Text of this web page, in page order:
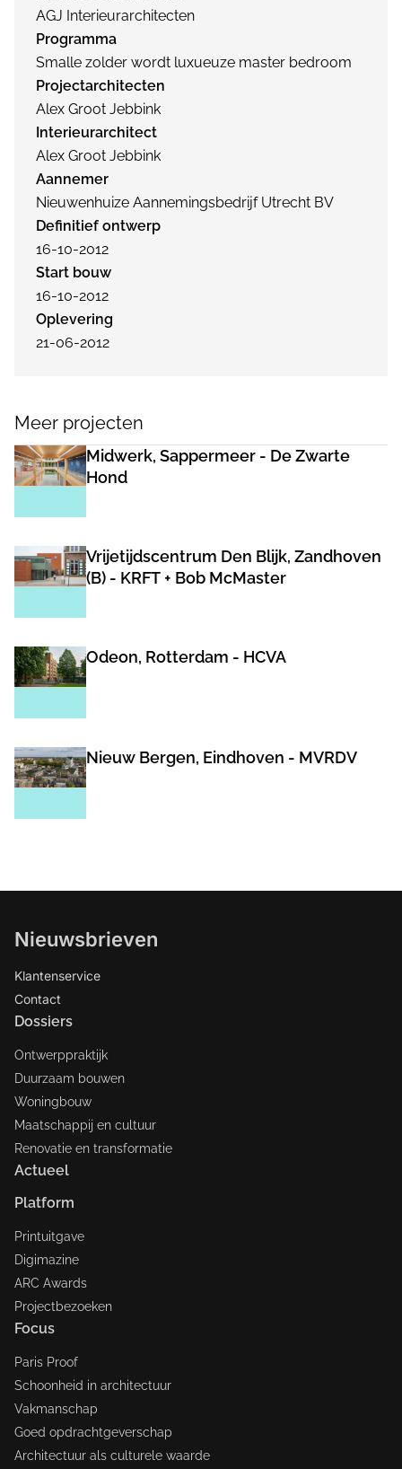
AGJ Interieurarchitecten
Programma
Smalle zolder wordt luxueuze master bedroom
Projectarchitecten
Alex Groot Jebbink
Interieurarchitect
Alex Groot Jebbink
Aannemer
Nieuwenhuize Aannemingsbedrijf Utrecht BV
Definitief ontwerp
16-10-2012
Start bouw
16-10-2012
Oplevering
21-06-2012
Meer projecten
Midwerk, Sappermeer - De Zwarte
Hond
Vrijetijdscentrum Den Blijk, Zandhoven
(B) - KRFT + Bob McMaster
Odeon, Rotterdam - HCVA
Nieuw Bergen, Eindhoven - MVRDV
Nieuwsbrieven
Klantenservice
Contact
Dossiers
Ontwerppraktijk
Duurzaam bouwen
Woningbouw
Maatschappij en cultuur
Renovatie en transformatie
Actueel
Platform
Printuitgave
Digimazine
ARC Awards
Projectbezoeken
Focus
Paris Proof
Schoonheid in architectuur
Vakmanschap
Goed opdrachtgeverschap
Architectuur als culturele waarde